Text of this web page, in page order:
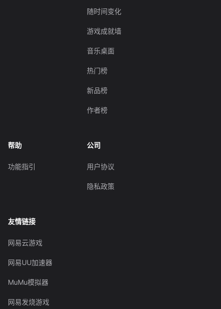
随时间变化
游戏成就墙
音乐桌面
热门榜
新品榜
作者榜
帮助
功能指引
公司
用户协议
隐私政策
友情链接
网易云游戏
网易UU加速器
MuMu模拟器
网易发烧游戏